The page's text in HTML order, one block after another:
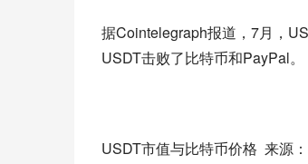
据Cointelegraph报道，7月，
USDT击败了比特币和PayPal。
USDT市值与比特币价格  来源